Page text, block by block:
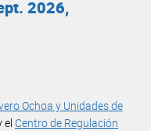
2026,
Ochoa y Unidades de
el Centro de Regulación